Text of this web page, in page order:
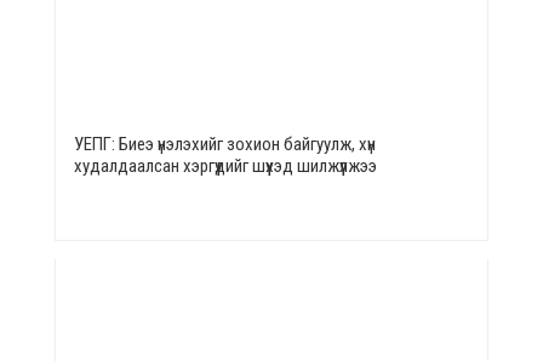
УЕПГ: Биеэ үнэлэхийг зохион байгуулж, хүн
худалдаалсан хэргүүдийг шүүхэд шилжүүлжээ